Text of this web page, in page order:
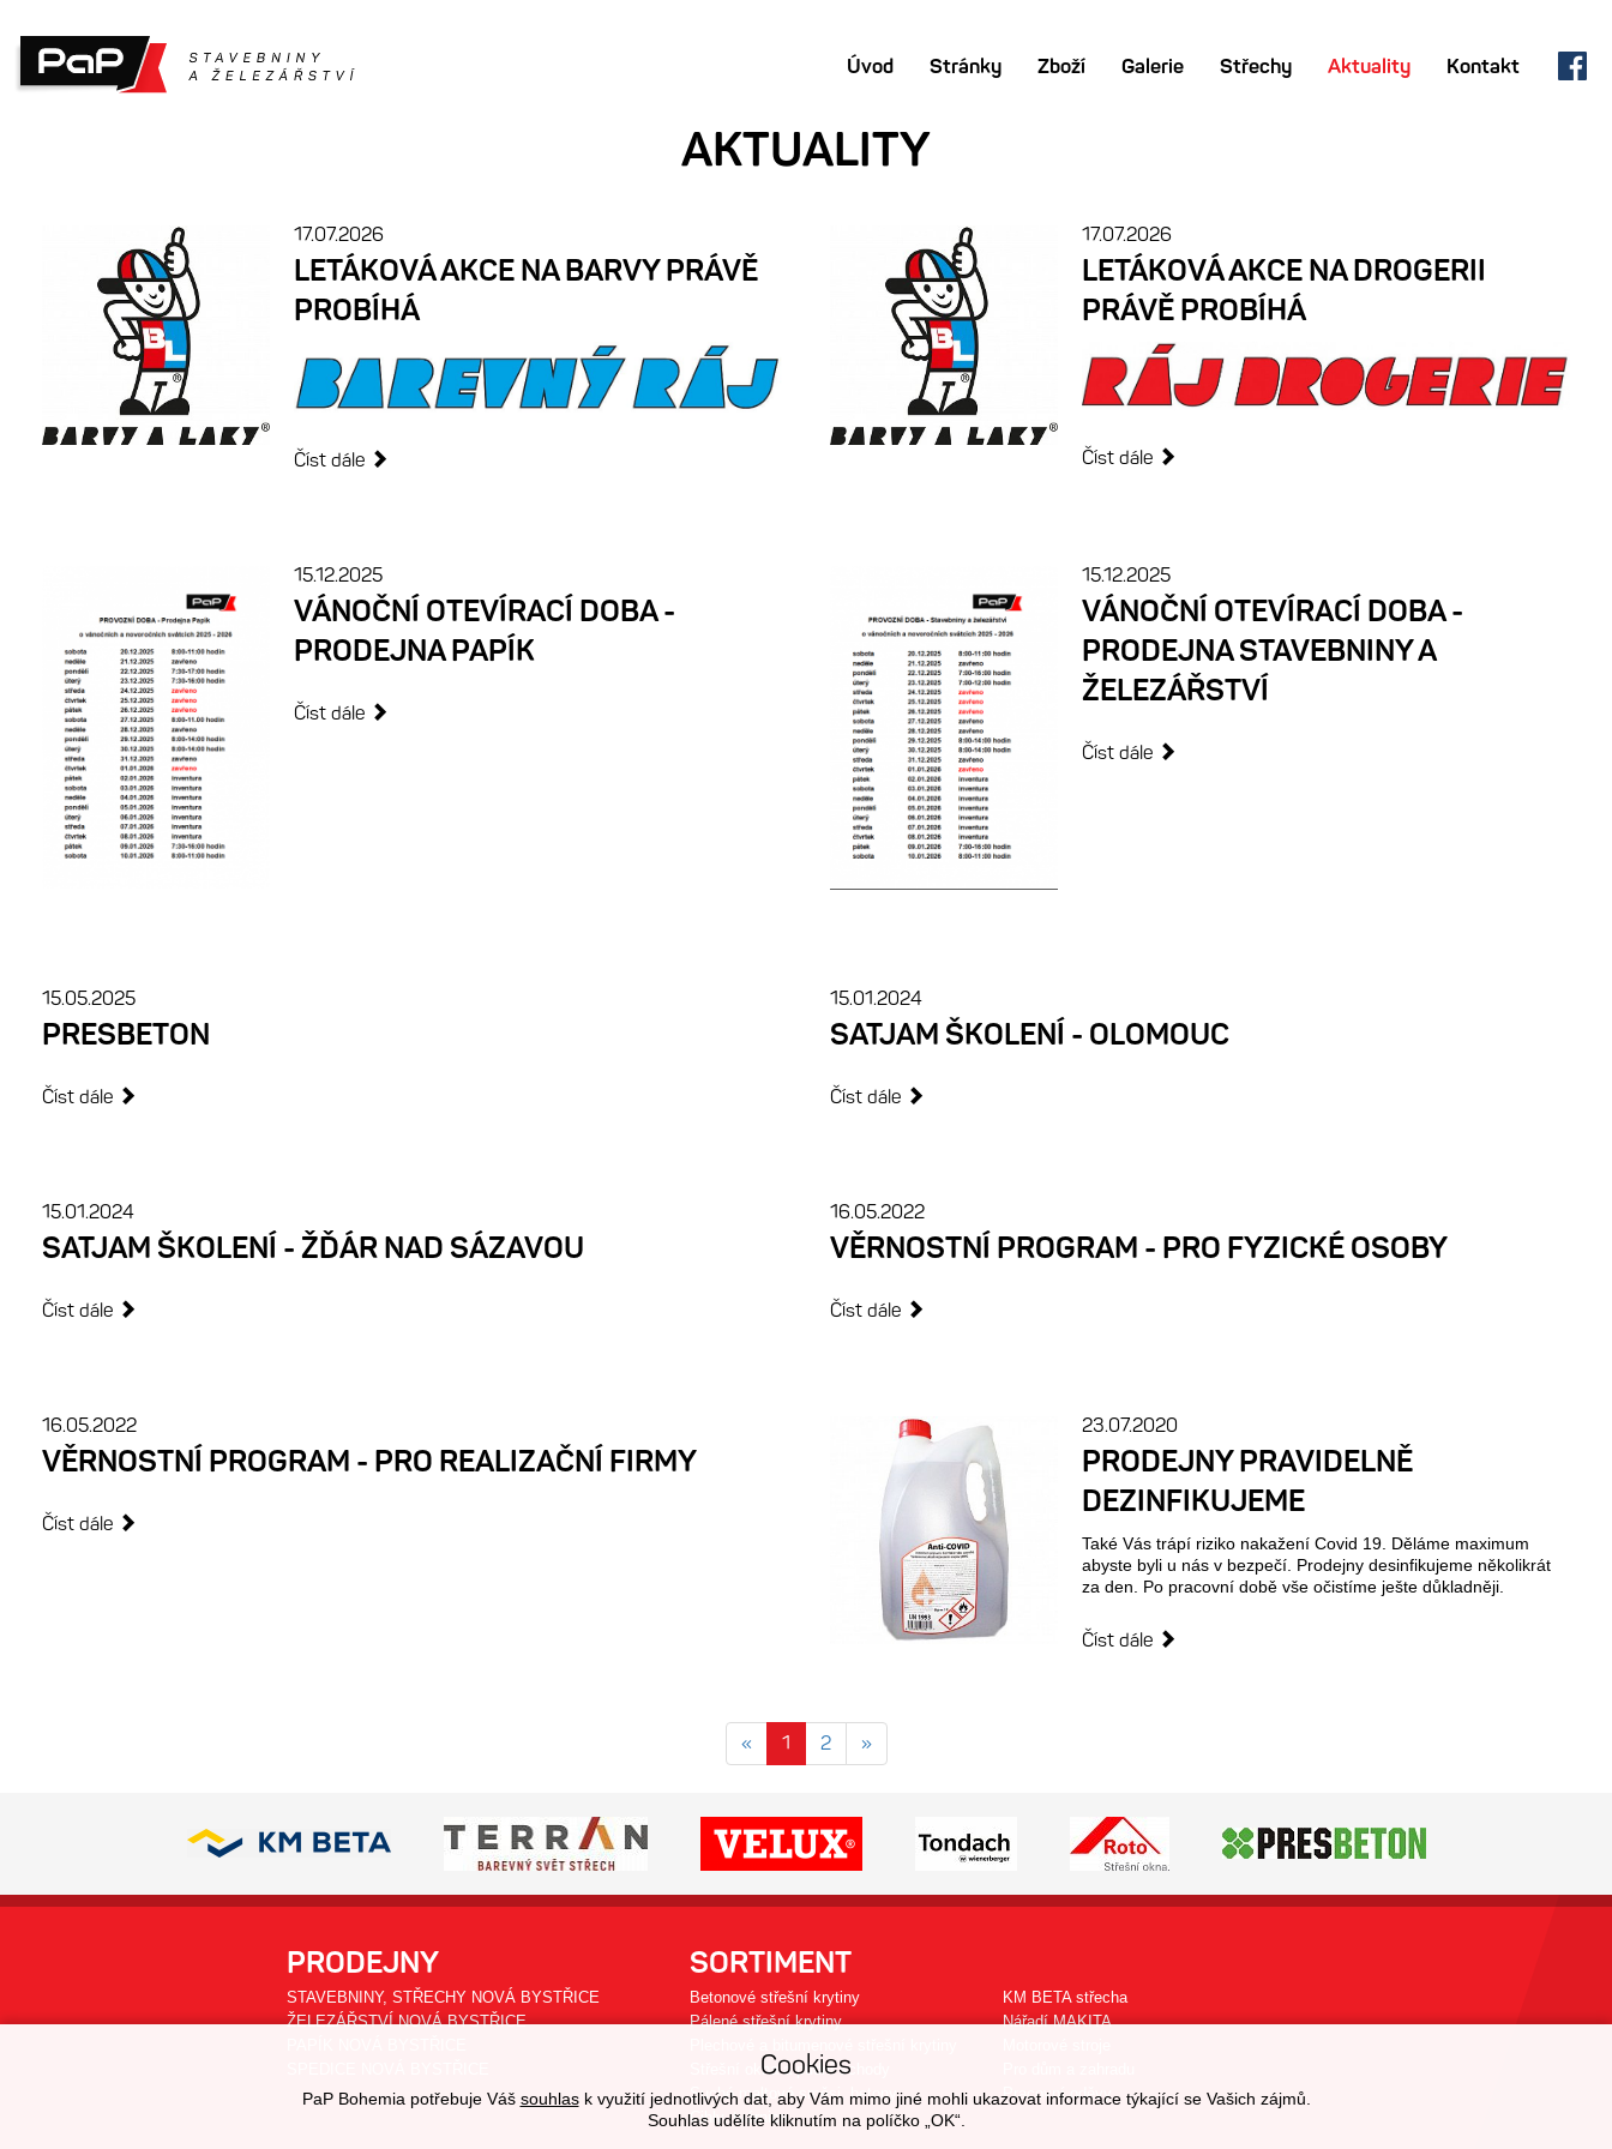
Úvod Stránky Zboží Galerie Střechy Aktuality Kontakt
AKTUALITY
17.07.2026
LETÁKOVÁ AKCE NA BARVY PRÁVĚ
PROBÍHÁ
Číst dále
17.07.2026
LETÁKOVÁ AKCE NA DROGERII
PRÁVĚ PROBÍHÁ
Číst dále
15.12.2025
VÁNOČNÍ OTEVÍRACÍ DOBA -
PRODEJNA PAPÍK
Číst dále
15.12.2025
VÁNOČNÍ OTEVÍRACÍ DOBA -
PRODEJNA STAVEBNINY A
ŽELEZÁŘSTVÍ
Číst dále
15.05.2025
PRESBETON
Číst dále
15.01.2024
SATJAM ŠKOLENÍ - OLOMOUC
Číst dále
15.01.2024
SATJAM ŠKOLENÍ - ŽĎÁR NAD SÁZAVOU
Číst dále
16.05.2022
VĚRNOSTNÍ PROGRAM - PRO FYZICKÉ OSOBY
Číst dále
16.05.2022
VĚRNOSTNÍ PROGRAM - PRO REALIZAČNÍ FIRMY
Číst dále
23.07.2020
PRODEJNY PRAVIDELNĚ
DEZINFIKUJEME
Také Vás trápí riziko nakažení Covid 19. Děláme maximum
abyste byli u nás v bezpečí. Prodejny desinfikujeme několikrát
za den. Po pracovní době vše očistíme ješte důkladněji.
Číst dále
« 1 2 »
PRODEJNY
STAVEBNINY, STŘECHY NOVÁ BYSTŘICE
ŽELEZÁŘSTVÍ NOVÁ BYSTŘICE
SORTIMENT
Betonové střešní krytiny
Pálené střešní krytiny
Střešní okna a půdní schody
Suché maltové směsi, betony
Cihly, tvárnice
KM BETA střecha
Nářadí MAKITA
Pracovní oděvy
Cookies
PaP Bohemia potřebuje Váš souhlask využití jednotlivých dat, aby Vám mimo jiné mohli ukazovat informace týkající se Vašich zájmů.
Souhlas udělíte kliknutím na políčko „OK“.